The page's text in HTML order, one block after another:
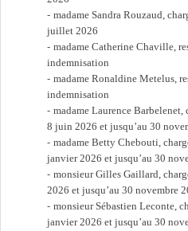
madame Sandra Rouzaud,
juillet 2026
madame Catherine Chaville,
indemnisation
madame Ronaldine Metelus,
indemnisation
madame Laurence Barbelenet,
8 juin 2026 et jusqu’au 30
madame Betty Chebouti,
janvier 2026 et jusqu’au 30
monsieur Gilles Gaillard,
2026 et jusqu’au 30 novembre
monsieur Sébastien Leconte,
janvier 2026 et jusqu’au 30